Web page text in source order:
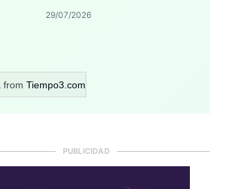
29/07/2026
from Tiempo3.com
PUBLICIDAD